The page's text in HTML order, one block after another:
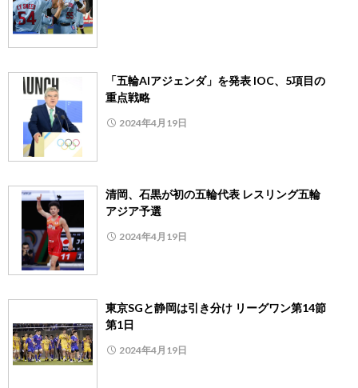
「五輪AIアジェンダ」を発表 IOC、5項目の
重点戦略
2024年4月19日
清岡、石黒が初の五輪代表 レスリング五輪
アジア予選
2024年4月19日
東京SGと静岡は引き分け リーグワン第14節
第1日
2024年4月19日